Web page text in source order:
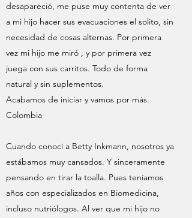
desapareció, me puse muy contenta de ver
a mi hijo hacer sus evacuaciones el solito, sin
necesidad de cosas alternas. Por primera
vez mi hijo me miró , y por primera vez
juega con sus carritos. Todo de forma
natural y sin suplementos.
Acabamos de iniciar y vamos por más.
Colombia
Cuando conocí a Betty Inkmann, nosotros ya
estábamos muy cansados. Y sinceramente
pensando en tirar la toalla. Pues teníamos
años con especializados en Biomedicina,
incluso nutriólogos. Al ver que mi hijo no